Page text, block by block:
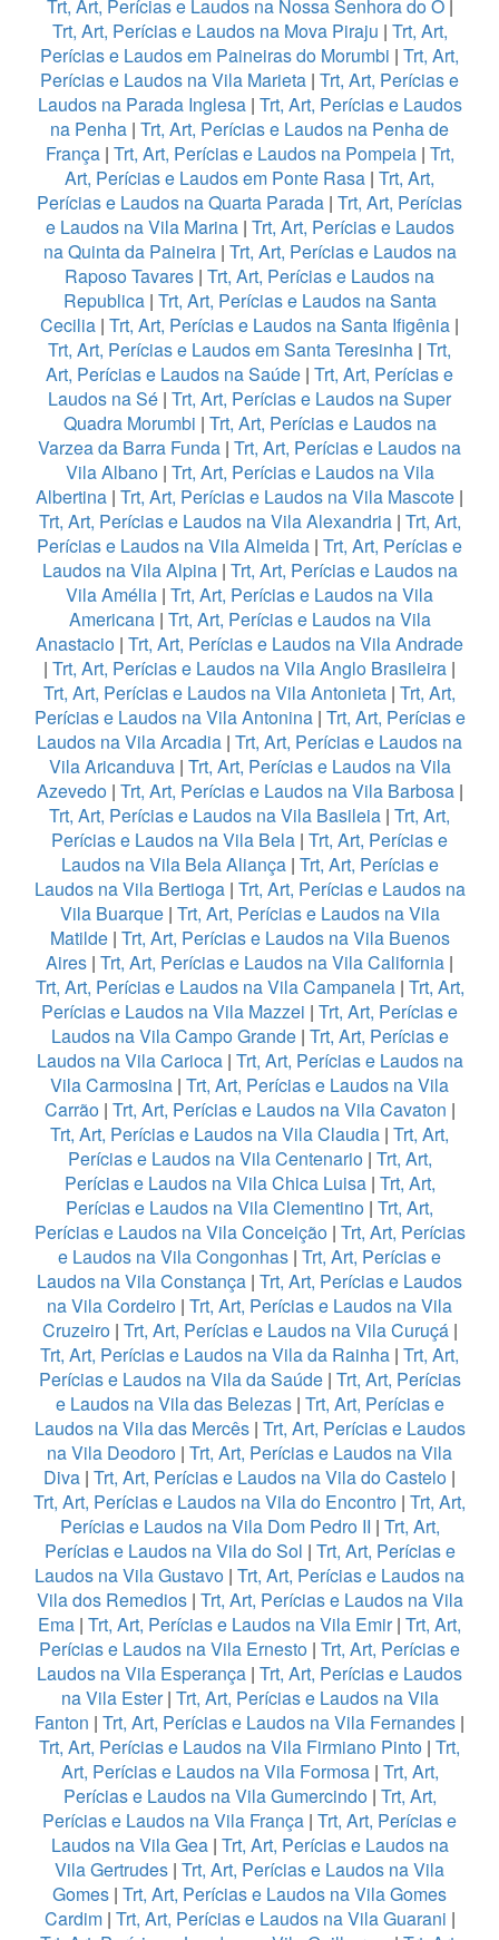
Trt, Art, Perícias e Laudos na Nossa Senhora do Ó|
Trt, Art, Perícias e Laudos na Mova Piraju | Trt, Art,
Perícias e Laudos em Paineiras do Morumbi | Trt, Art,
Perícias e Laudos na Vila Marieta | Trt, Art, Perícias e
Laudos na Parada Inglesa | Trt, Art, Perícias e Laudos
na Penha | Trt, Art, Perícias e Laudos na Penha de
França | Trt, Art, Perícias e Laudos na Pompeia| Trt,
Art, Perícias e Laudos em Ponte Rasa | Trt, Art,
Perícias e Laudos na Quarta Parada | Trt, Art, Perícias
e Laudos na Vila Marina| Trt, Art, Perícias e Laudos
na Quinta da Paineira| Trt, Art, Perícias e Laudos na
Raposo Tavares | Trt, Art, Perícias e Laudos na
Republica| Trt, Art, Perícias e Laudos na Santa
Cecilia | Trt, Art, Perícias e Laudos na Santa Ifigênia |
Trt, Art, Perícias e Laudos em Santa Teresinha | Trt,
Art, Perícias e Laudos na Saúde | Trt, Art, Perícias e
Laudos na Sé | Trt, Art, Perícias e Laudos na Super
Quadra Morumbi | Trt, Art, Perícias e Laudos na
Varzea da Barra Funda | Trt, Art, Perícias e Laudos na
Vila Albano| Trt, Art, Perícias e Laudos na Vila
Albertina | Trt, Art, Perícias e Laudos na Vila Mascote |
Trt, Art, Perícias e Laudos na Vila Alexandria| Trt, Art,
Perícias e Laudos na Vila Almeida | Trt, Art, Perícias e
Laudos na Vila Alpina | Trt, Art, Perícias e Laudos na
Vila Amélia | Trt, Art, Perícias e Laudos na Vila
Americana| Trt, Art, Perícias e Laudos na Vila
Anastacio | Trt, Art, Perícias e Laudos na Vila Andrade
| Trt, Art, Perícias e Laudos na Vila Anglo Brasileira |
Trt, Art, Perícias e Laudos na Vila Antonieta | Trt, Art,
Perícias e Laudos na Vila Antonina| Trt, Art, Perícias e
Laudos na Vila Arcadia | Trt, Art, Perícias e Laudos na
Vila Aricanduva| Trt, Art, Perícias e Laudos na Vila
Azevedo| Trt, Art, Perícias e Laudos na Vila Barbosa|
Trt, Art, Perícias e Laudos na Vila Basileia | Trt, Art,
Perícias e Laudos na Vila Bela | Trt, Art, Perícias e
Laudos na Vila Bela Aliança| Trt, Art, Perícias e
Laudos na Vila Bertioga| Trt, Art, Perícias e Laudos na
Vila Buarque| Trt, Art, Perícias e Laudos na Vila
Matilde| Trt, Art, Perícias e Laudos na Vila Buenos
Aires | Trt, Art, Perícias e Laudos na Vila California |
Trt, Art, Perícias e Laudos na Vila Campanela| Trt, Art,
Perícias e Laudos na Vila Mazzei | Trt, Art, Perícias e
Laudos na Vila Campo Grande| Trt, Art, Perícias e
Laudos na Vila Carioca| Trt, Art, Perícias e Laudos na
Vila Carmosina | Trt, Art, Perícias e Laudos na Vila
Carrão| Trt, Art, Perícias e Laudos na Vila Cavaton |
Trt, Art, Perícias e Laudos na Vila Claudia | Trt, Art,
Perícias e Laudos na Vila Centenario| Trt, Art,
Perícias e Laudos na Vila Chica Luisa | Trt, Art,
Perícias e Laudos na Vila Clementino | Trt, Art,
Perícias e Laudos na Vila Conceição| Trt, Art, Perícias
e Laudos na Vila Congonhas | Trt, Art, Perícias e
Laudos na Vila Constança | Trt, Art, Perícias e Laudos
na Vila Cordeiro | Trt, Art, Perícias e Laudos na Vila
Cruzeiro | Trt, Art, Perícias e Laudos na Vila Curuçá |
Trt, Art, Perícias e Laudos na Vila da Rainha | Trt, Art,
Perícias e Laudos na Vila da Saúde| Trt, Art, Perícias
e Laudos na Vila das Belezas| Trt, Art, Perícias e
Laudos na Vila das Mercês| Trt, Art, Perícias e Laudos
na Vila Deodoro | Trt, Art, Perícias e Laudos na Vila
Diva | Trt, Art, Perícias e Laudos na Vila do Castelo |
Trt, Art, Perícias e Laudos na Vila do Encontro | Trt, Art,
Perícias e Laudos na Vila Dom Pedro II | Trt, Art,
Perícias e Laudos na Vila do Sol | Trt, Art, Perícias e
Laudos na Vila Gustavo | Trt, Art, Perícias e Laudos na
Vila dos Remedios| Trt, Art, Perícias e Laudos na Vila
Ema | Trt, Art, Perícias e Laudos na Vila Emir| Trt, Art,
Perícias e Laudos na Vila Ernesto | Trt, Art, Perícias e
Laudos na Vila Esperança | Trt, Art, Perícias e Laudos
na Vila Ester| Trt, Art, Perícias e Laudos na Vila
Fanton | Trt, Art, Perícias e Laudos na Vila Fernandes |
Trt, Art, Perícias e Laudos na Vila Firmiano Pinto | Trt,
Art, Perícias e Laudos na Vila Formosa| Trt, Art,
Perícias e Laudos na Vila Gumercindo| Trt, Art,
Perícias e Laudos na Vila França | Trt, Art, Perícias e
Laudos na Vila Gea| Trt, Art, Perícias e Laudos na
Vila Gertrudes | Trt, Art, Perícias e Laudos na Vila
Gomes | Trt, Art, Perícias e Laudos na Vila Gomes
Cardim| Trt, Art, Perícias e Laudos na Vila Guarani |